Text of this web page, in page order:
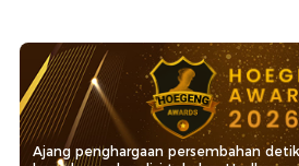
Ajang penghargaan persembahan